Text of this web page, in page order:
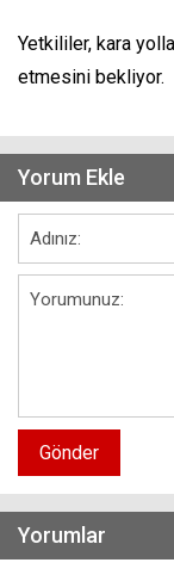
Yetkililer, kara
etmesini bekliyor.
Yorum Ekle
Gönder
Yorumlar